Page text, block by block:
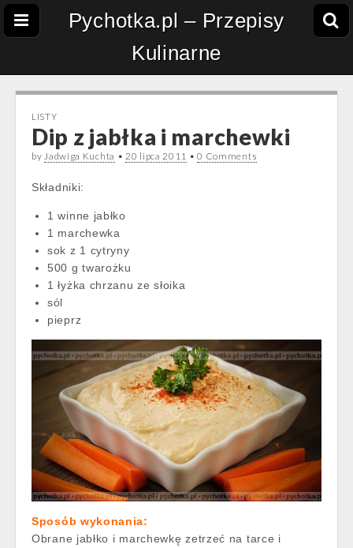
Pychotka.pl – Przepisy
Kulinarne
LISTY
Dip z jabłka i marchewki
byJadwiga Kuchta •20 lipca 2011 •0 Comments
Składniki:
1 winne jabłko
1 marchewka
sok z 1 cytryny
500 g twarożku
1 łyżka chrzanu ze słoika
sól
pieprz
Sposób wykonania:
Obrane jabłko i marchewkę zetrzeć na tarce i